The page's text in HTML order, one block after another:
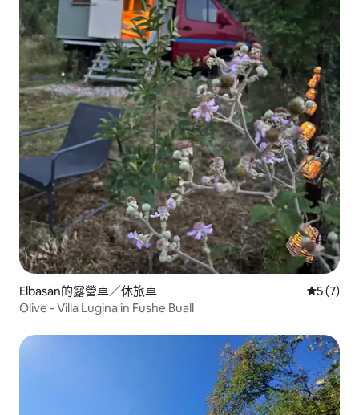
Elbasan的露營車／休旅車 從 7 則評
5 (7)
Olive - Villa Lugina in Fushe Buall